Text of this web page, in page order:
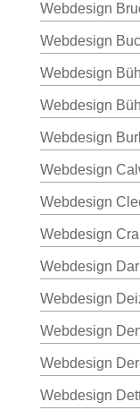
Webdesign
Webdesign
Webdesign Bühl
Webdesign
Webdesign
Webdesign
Webdesign
Webdesign
Webdesign
Webdesign
Webdesign
Webdesign
Webdesign